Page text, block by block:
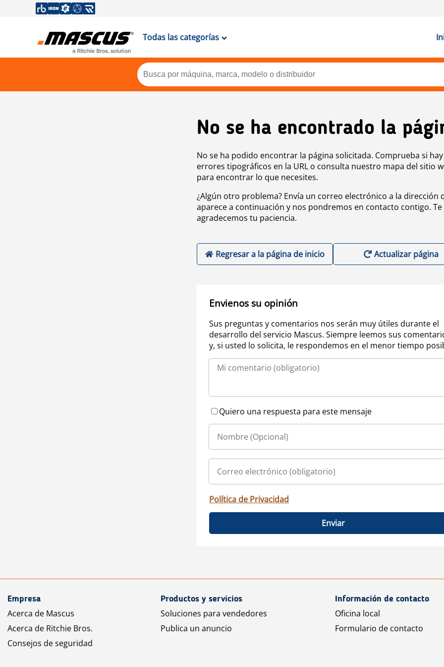
Todas las categorías
No se ha encontrado la
No se ha podido encontrar la página solicitada. Comprueba si hay
errores tipográficos en la URL o consulta nuestro mapa del sitio
para encontrar lo que necesites.
¿Algún otro problema? Envía un correo electrónico a la dirección
aparece a continuación y nos pondremos en contacto contigo. Te
agradecemos tu paciencia.
Regresar a la página de inicio Actualizar página
Envienos su opinión
Sus preguntas y comentarios nos serán muy útiles durante el
desarrollo del servicio Mascus. Siempre leemos sus
y, si usted lo solicita, le respondemos en el menor tiempo
Quiero una respuesta para este mensaje
Política de Privacidad
Enviar
Empresa
Acerca de Mascus
Acerca de Ritchie Bros.
Consejos de seguridad
Productos y servicios
Soluciones para vendedores
Publica un anuncio
Información de contacto
Oficina local
Formulario de contacto